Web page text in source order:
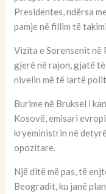
Presidentes, ndërsa
pamje në fillim të
Vizita e Sorensenit në
gjerë në rajon, gjatë
nivelin më të lartë
Burime në Bruksel i
Kosovë, emisari
kryeministrin në
opozitare.
Një ditë më pas, të
Beogradit, ku janë